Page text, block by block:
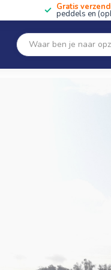
Gratis
peddels en
kajaks & SUP's
Blog